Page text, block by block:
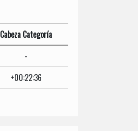
Cabeza Categoría
-
+00:22:36